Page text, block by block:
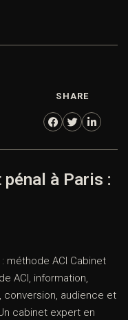
SHARE
à Paris :
méthode ACI Cabinet
ACI, information,
audience et
cabinet expert en